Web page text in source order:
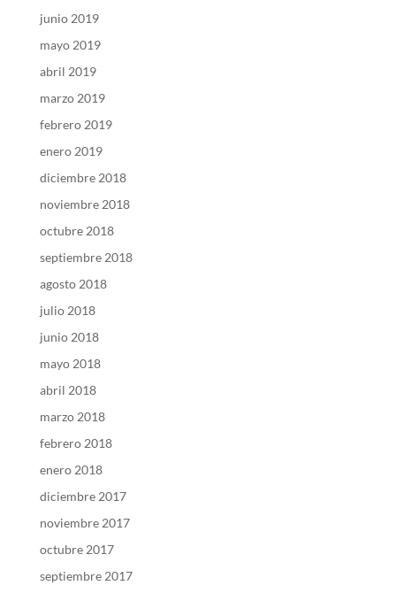
junio 2019
mayo 2019
abril 2019
marzo 2019
febrero 2019
enero 2019
diciembre 2018
noviembre 2018
octubre 2018
septiembre 2018
agosto 2018
julio 2018
junio 2018
mayo 2018
abril 2018
marzo 2018
febrero 2018
enero 2018
diciembre 2017
noviembre 2017
octubre 2017
septiembre 2017